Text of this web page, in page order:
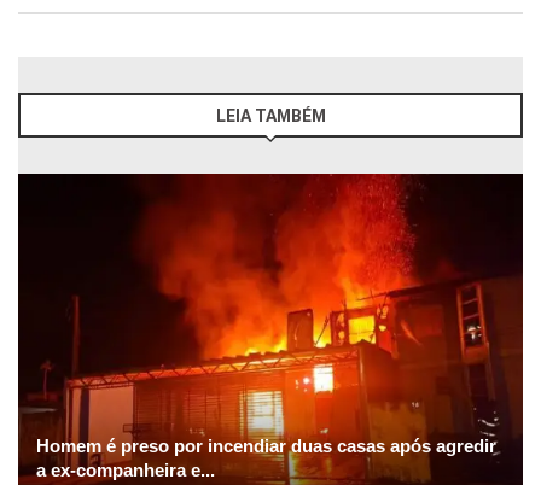
LEIA TAMBÉM
Homem é preso por incendiar duas casas após agredir
a ex-companheira e...